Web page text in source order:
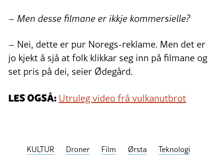
– Men desse filmane er ikkje kommersielle?
– Nei, dette er pur Noregs-reklame. Men det er
jo kjekt å sjå at folk klikkar seg inn på filmane og
set pris på dei, seier Ødegård.
LES OGSÅ:Utruleg video frå vulkanutbrot
KULTUR Droner Film Ørsta Teknologi